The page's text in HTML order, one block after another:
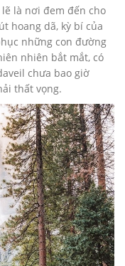
là nơi đem đến cho
hoang dã, kỳ bí của
những con đường
nhiên bắt mắt, có
chưa bao giờ
thất vọng.